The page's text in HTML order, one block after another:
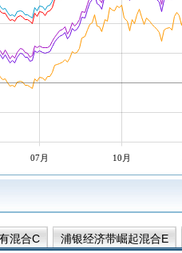
07月 10月
混合C 浦银经济带崛起混合E